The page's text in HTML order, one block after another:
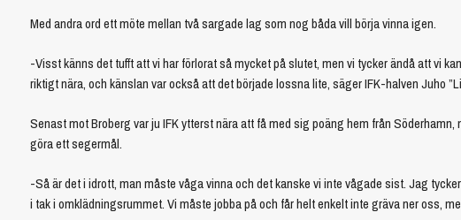
Med andra ord ett möte mellan två sargade lag som nog båda vill börja vinna igen.
-Visst känns det tufft att vi har förlorat så mycket på slutet, men vi tycker ändå att vi
riktigt nära, och känslan var också att det började lossna lite, säger IFK-halven Juho
Senast mot Broberg var ju IFK ytterst nära att få med sig poäng hem från
göra ett segermål.
-Så är det i idrott, man måste våga vinna och det kanske vi inte vågade sist. Jag
i tak i omklädningsrummet. Vi måste jobba på och får helt enkelt inte gräva ner oss,